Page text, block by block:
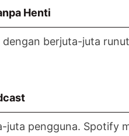
Henti
berjuta-juta
pengguna. Spotify